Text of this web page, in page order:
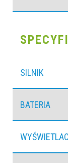
SILNIK
BATERIA